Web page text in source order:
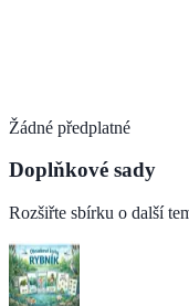
Žádné předplatné
Doplňkové sady
Rozšiřte sbírku o další